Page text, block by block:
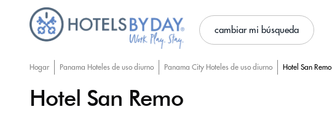
cambiar mi búsqueda
Hogar Panama Hoteles de uso diurno Panama City Hoteles de uso diurno Hotel San Remo
Hotel San Remo